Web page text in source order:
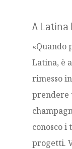
A Latina
«Quando
Latina, è
rimesso
prendere
conosco
progetti.